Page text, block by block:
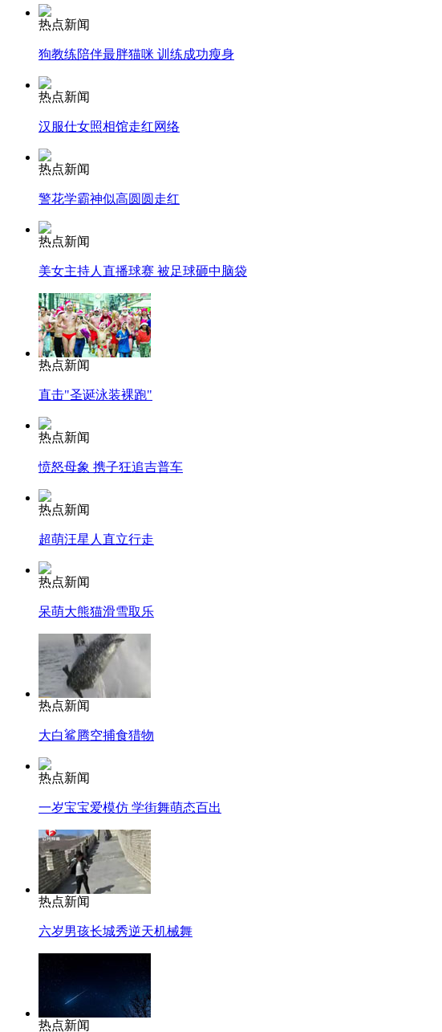
走！跟着总书记去植树
消防员救轻生者 花炮节热闹非凡 减压"枕头大战"
纽约上演“枕头大战”
司机酒驾遇交警 急速倒车逃窜
热点新闻
狗教练陪伴最胖猫咪 训练成功瘦身
热点新闻
汉服仕女照相馆走红网络
热点新闻
警花学霸神似高圆圆走红
热点新闻
美女主持人直播球赛 被足球砸中脑袋
热点新闻
直击"圣诞泳装裸跑"
热点新闻
愤怒母象 携子狂追吉普车
热点新闻
超萌汪星人直立行走
热点新闻
呆萌大熊猫滑雪取乐
热点新闻
大白鲨腾空捕食猎物
热点新闻
一岁宝宝爱模仿 学街舞萌态百出
热点新闻
六岁男孩长城秀逆天机械舞
热点新闻